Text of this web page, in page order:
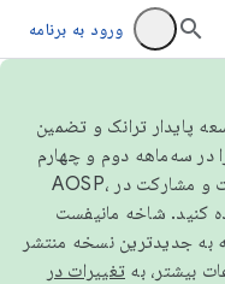
ورود به برنامه
توسعه پایدار ترانک و تضمین
در سه‌ماهه دوم و چهارم
کنید. شاخه مانیفست
به جدیدترین نسخه منتشر
تغییرات در